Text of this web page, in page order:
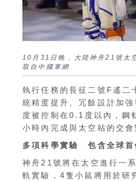
10月31日晚，大陸神舟21號太
取自中國軍網
執行任務的長征二號F遙二
統精度提升、冗餘設計加
度被控制在0.1度以內，鋼
小時內完成與太空站的交
多項科學實驗 包含全球首
神舟21號將在太空進行一
軌實驗，4隻小鼠將用於研